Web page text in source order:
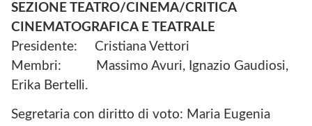
SEZIONE TEATRO/CINEMA/CRITICA
CINEMATOGRAFICA E TEATRALE
Presidente: Cristiana Vettori
Membri: Massimo Avuri, Ignazio Gaudiosi,
Erika Bertelli.
Segretaria con diritto di voto: Maria Eugenia